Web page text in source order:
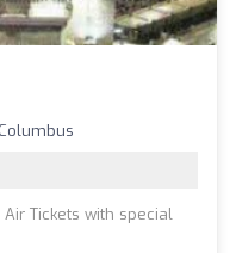
Tickets with special